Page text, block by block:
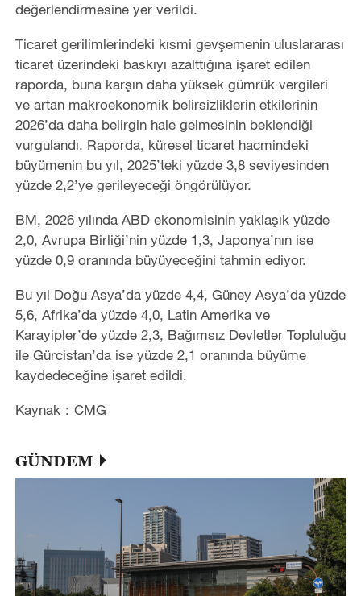
değerlendirmesine yer verildi.
Ticaret gerilimlerindeki kısmi gevşemenin uluslararası
ticaret üzerindeki baskıyı azalttığına işaret edilen
raporda, buna karşın daha yüksek gümrük vergileri
ve artan makroekonomik belirsizliklerin etkilerinin
2026’da daha belirgin hale gelmesinin beklendiği
vurgulandı. Raporda, küresel ticaret hacmindeki
büyümenin bu yıl, 2025’teki yüzde 3,8 seviyesinden
yüzde 2,2’ye gerileyeceği öngörülüyor.
BM, 2026 yılında ABD ekonomisinin yaklaşık yüzde
2,0, Avrupa Birliği’nin yüzde 1,3, Japonya’nın ise
yüzde 0,9 oranında büyüyeceğini tahmin ediyor.
Bu yıl Doğu Asya’da yüzde 4,4, Güney Asya’da yüzde
5,6, Afrika’da yüzde 4,0, Latin Amerika ve
Karayipler’de yüzde 2,3, Bağımsız Devletler Topluluğu
ile Gürcistan’da ise yüzde 2,1 oranında büyüme
kaydedeceğine işaret edildi.
Kaynak：CMG
GÜNDEM